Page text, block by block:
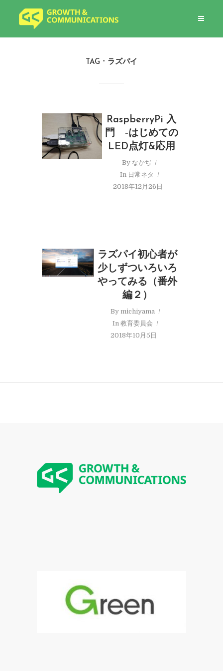
TAG ラズパイ
RaspberryPi 入
門 ‐はじめての
LED点灯&応用
By なかぢ
In 日常ネタ
2018年12月26日
ラズパイ初心者が
少しずついろいろ
やってみる（番外
編２）
By michiyama
In教育委員会
2018年10月5日